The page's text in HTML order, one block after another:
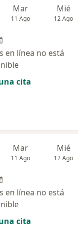
Mar
11 Ago
Mié
12 Ago
en línea no está
cita
Mar
11 Ago
Mié
12 Ago
en línea no está
cita